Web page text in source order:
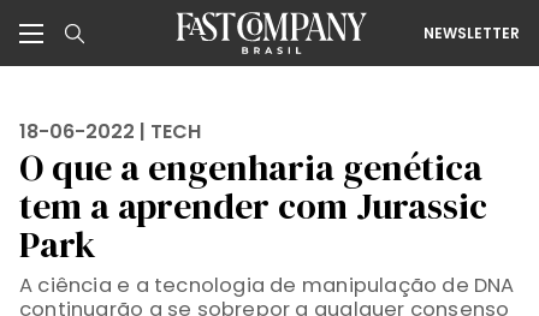
NEWSLETTER
18-06-2022 | TECH
O que a engenharia genética
tem a aprender com Jurassic
Park
A ciência e a tecnologia de manipulação de DNA
continuarão a se sobrepor a qualquer consenso